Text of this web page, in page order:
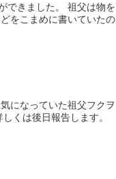
できました。 祖父は物を
をこまめに書いていたの
になっていた祖父フクヲ
くは後日報告します。